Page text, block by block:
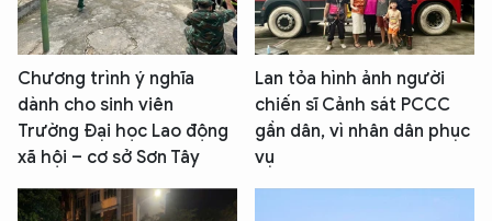
Chương trình ý nghĩa
dành cho sinh viên
Trường Đại học Lao động
xã hội – cơ sở Sơn Tây
Lan tỏa hình ảnh người
chiến sĩ Cảnh sát PCCC
gần dân, vì nhân dân phục
vụ